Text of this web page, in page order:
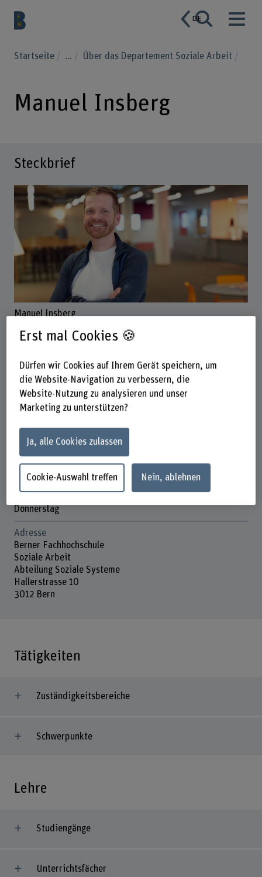
DE
Startseite ... Über das Departement Soziale Arbeit
Manuel Insberg
Steckbrief
Manuel Insberg
Kontakt
+41 31 848 65 92
E-Mail anzeigen
www.bfh.ch/de/manuel-insberg
Präsenzzeit
Donnerstag
Adresse
Berner Fachhochschule
Soziale Arbeit
Abteilung Soziale Systeme
Hallerstrasse 10
3012 Bern
Tätigkeiten
Zuständigkeitsbereiche
Schwerpunkte
Lehre
Studiengänge
Unterrichtsfächer
Erst mal Cookies 🍪
Dürfen wir Cookies auf Ihrem Gerät speichern, um
die Website-Navigation zu verbessern, die
Website-Nutzung zu analysieren und unser
Marketing zu unterstützen?
Ja, alle Cookies zulassen
Cookie-Auswahl treffen Nein, ablehnen